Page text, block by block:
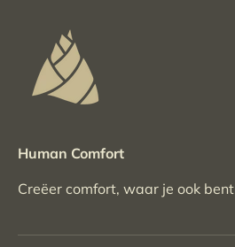
Human Comfort
Creëer comfort, waar je ook bent